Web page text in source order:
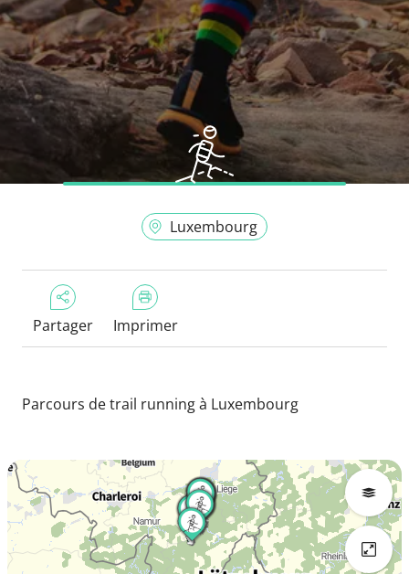
Luxembourg
Partager Imprimer
Parcours de trail running à Luxembourg